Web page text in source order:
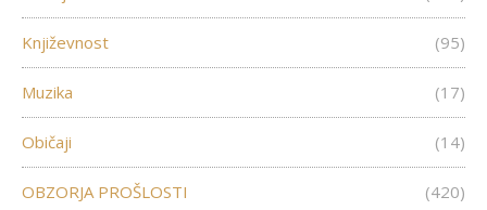
Književnost (95)
Muzika (17)
Običaji (14)
OBZORJA PROŠLOSTI (420)